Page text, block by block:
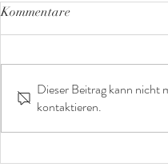
Babybauchshooting im
Kommentare
Dieser Beitrag kann nicht
kontaktieren.